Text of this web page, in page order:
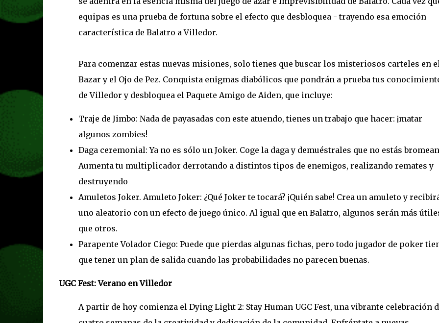
equipas es una prueba de fortuna sobre el efecto que desbloquea - trayendo esa emoción
característica de Balatro a Villedor.
Para comenzar estas nuevas misiones, solo tienes que buscar los misteriosos carteles en el
Bazar y el Ojo de Pez. Conquista enigmas diabólicos que pondrán a prueba tus
de Villedor y desbloquea el Paquete Amigo de Aiden, que incluye:
Traje de Jimbo: Nada de payasadas con este atuendo, tienes un trabajo que hacer: ¡matar
algunos zombies!
Daga ceremonial: Ya no es sólo un Joker. Coge la daga y demuéstrales que no estás
Aumenta tu multiplicador derrotando a distintos tipos de enemigos, realizando remates y
destruyendo
Amuletos Joker. Amuleto Joker: ¿Qué Joker te tocará? ¡Quién sabe! Crea un amuleto y
uno aleatorio con un efecto de juego único. Al igual que en Balatro, algunos serán más
que otros.
Parapente Volador Ciego: Puede que pierdas algunas fichas, pero todo jugador de poker
que tener un plan de salida cuando las probabilidades no parecen buenas.
UGC Fest: Verano en Villedor
A partir de hoy comienza el Dying Light 2: Stay Human UGC Fest, una vibrante celebración